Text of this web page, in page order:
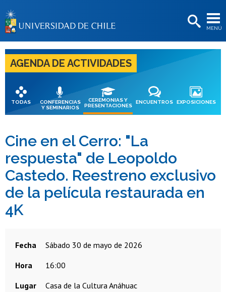
MENÚ
BIBLIOTECAS
LA UNIVERSIDAD
Postulantes
Estudiantes
Académicas/os
Funcionarias/os
Egresadas/os
AGENDA DE ACTIVIDADES
TODAS
CONFERENCIAS
Y SEMINARIOS
CEREMONIAS Y
PRESENTACIONES
ENCUENTROS EXPOSICIONES
Cine en el Cerro: "La
respuesta" de Leopoldo
Castedo. Reestreno exclusivo
de la película restaurada en
4K
Fecha
sábado 30 de mayo de 2026
Hora
16:00
Lugar
Casa de la Cultura Anáhuac